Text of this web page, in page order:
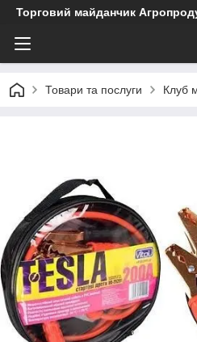
Торговий майданчик
Товари та послуги Клуб